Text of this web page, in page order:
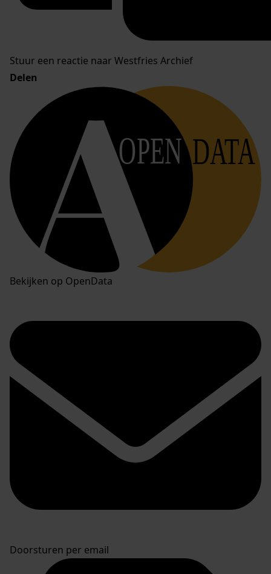
Stuur een reactie naar Westfries Archief
Delen
OPEN DATA
Bekijken op OpenData
Doorsturen per email